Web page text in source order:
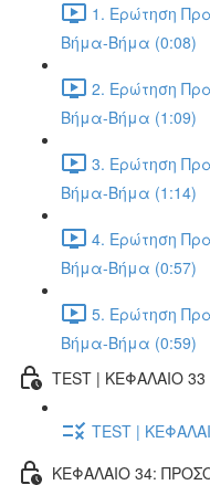
1. Ερώτηση
Βήμα-Βήμα (0:08)
2. Ερώτηση
Βήμα-Βήμα (1:09)
3. Ερώτηση
Βήμα-Βήμα (1:14)
4. Ερώτηση
Βήμα-Βήμα (0:57)
5. Ερώτηση
Βήμα-Βήμα (0:59)
TEST | ΚΕΦΑΛΑΙΟ 33
TEST |
ΚΕΦΑΛΑΙΟ 34: